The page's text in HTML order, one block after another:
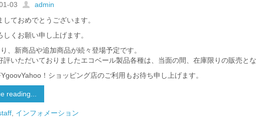
03
admin
しておめでとうございます。
しくお願い申し上げます。
、新商品や追加商品が続々登場予定です。
評いただいておりましたエコベール製品各種は、当面の間、在庫限りの販売と
！ショッピング店のご利用もお待ち申し上げます。
reading...
インフォメーション